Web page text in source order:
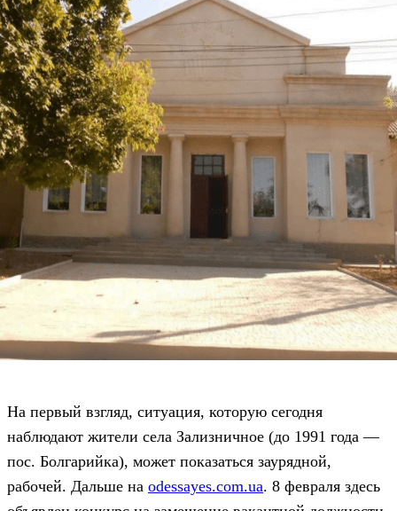
На первый взгляд, ситуация, которую сегодня
наблюдают жители села Зализничное (до 1991 года —
пос. Болгарийка), может показаться заурядной,
рабочей. Дальше на odessayes.com.ua. 8 февраля здесь